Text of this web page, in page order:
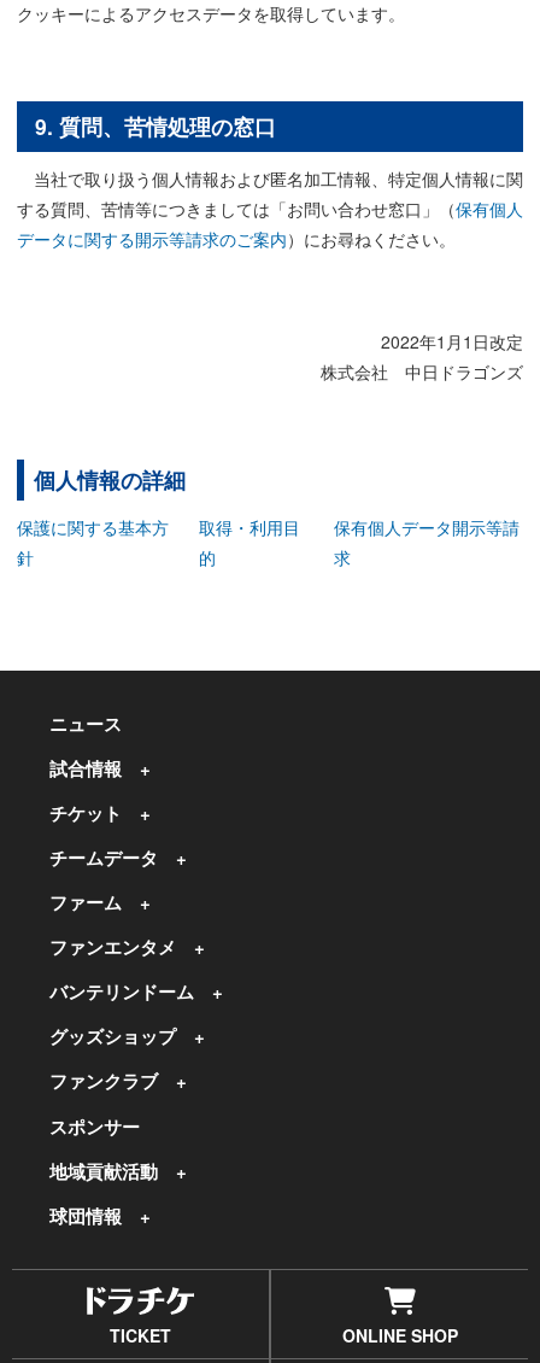
クッキーによるアクセスデータを取得しています。
9. 質問、苦情処理の窓口
当社で取り扱う個人情報および匿名加工情報、特定個人情報に関
する質問、苦情等につきましては「お問い合わせ窓口」（保有個人
データに関する開示等請求のご案内）にお尋ねください。
2022年1月1日改定
株式会社 中日ドラゴンズ
個人情報の詳細
保護に関する基本方
針
取得・利用目
的
保有個人データ開示等請
求
ニュース
試合情報
チケット
チームデータ
ファーム
ファンエンタメ
バンテリンドーム
グッズショップ
ファンクラブ
スポンサー
地域貢献活動
球団情報
TICKET ONLINE SHOP